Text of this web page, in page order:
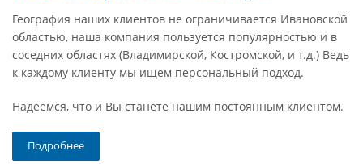
География наших клиентов не ограничивается Ивановской
областью, наша компания пользуется популярностью и в
соседних областях (Владимирской, Костромской, и т.д.) Ведь
к каждому клиенту мы ищем персональный подход.
Надеемся, что и Вы станете нашим постоянным клиентом.
Подробнее